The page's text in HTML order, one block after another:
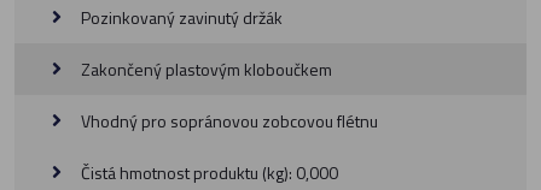
Pozinkovaný zavinutý držák
Zakončený plastovým kloboučkem
Vhodný pro sopránovou zobcovou flétnu
Čistá hmotnost produktu (kg): 0,000